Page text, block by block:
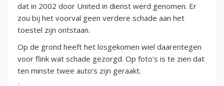
dat in 2002 door United in dienst werd genomen. Er
zou bij het voorval geen verdere schade aan het
toestel zijn ontstaan.
Op de grond heeft het losgekomen wiel daarentegen
voor flink wat schade gezorgd. Op foto’s is te zien dat
ten minste twee auto’s zijn geraakt.